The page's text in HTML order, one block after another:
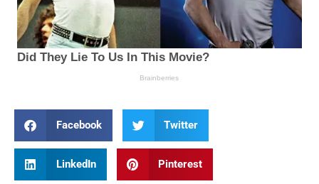
Facebook Twitter
LinkedIn Pinterest